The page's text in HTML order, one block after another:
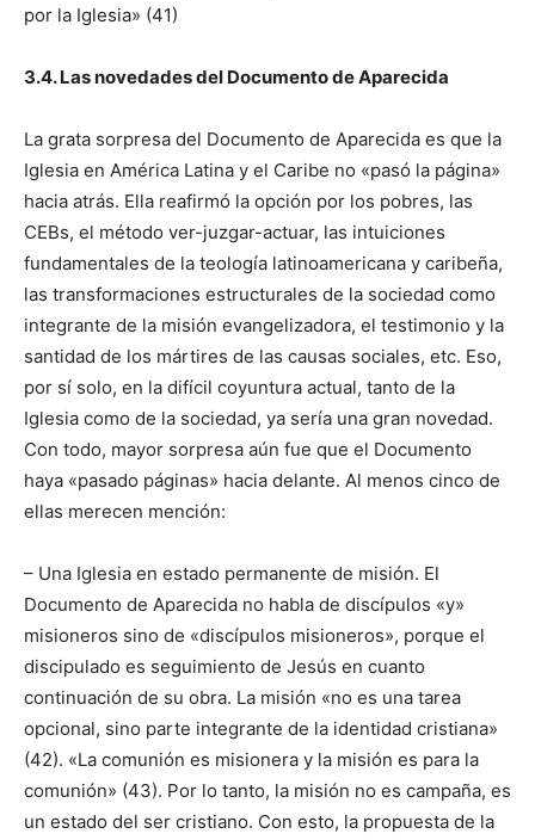
por la Iglesia» (41)
3.4. Las novedades del Documento de Aparecida
La grata sorpresa del Documento de Aparecida es que la
Iglesia en América Latina y el Caribe no «pasó la página»
hacia atrás. Ella reafirmó la opción por los pobres, las
CEBs, el método ver-juzgar-actuar, las intuiciones
fundamentales de la teología latinoamericana y caribeña,
las transformaciones estructurales de la sociedad como
integrante de la misión evangelizadora, el testimonio y la
santidad de los mártires de las causas sociales, etc. Eso,
por sí solo, en la difícil coyuntura actual, tanto de la
Iglesia como de la sociedad, ya sería una gran novedad.
Con todo, mayor sorpresa aún fue que el Documento
haya «pasado páginas» hacia delante. Al menos cinco de
ellas merecen mención:
– Una Iglesia en estado permanente de misión. El
Documento de Aparecida no habla de discípulos «y»
misioneros sino de «discípulos misioneros», porque el
discipulado es seguimiento de Jesús en cuanto
continuación de su obra. La misión «no es una tarea
opcional, sino parte integrante de la identidad cristiana»
(42). «La comunión es misionera y la misión es para la
comunión» (43). Por lo tanto, la misión no es campaña, es
un estado del ser cristiano. Con esto, la propuesta de la